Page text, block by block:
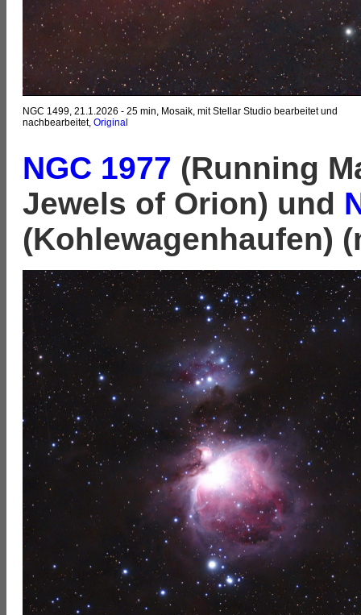
NGC 1499, 21.1.2026 - 25 min, Mosaik, mit Stellar Studio bearbeitet und
nachbearbeitet, Original
NGC 1977 (Running
Jewels of Orion) und
(Kohlewagenhaufen)